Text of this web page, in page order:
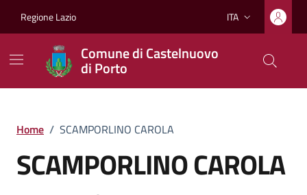
Regione Lazio Lingua attiva:
ITA
Comune di Castelnuovo
di Porto
Home / SCAMPORLINO CAROLA
SCAMPORLINO CAROLA